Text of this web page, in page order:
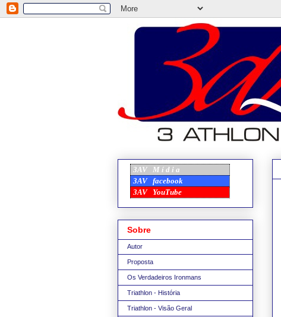
3AV
M í d i a
3AV facebook
3AV YouTube
Sobre
Autor
Proposta
Os Verdadeiros Ironmans
Triathlon - História
Triathlon - Visão Geral